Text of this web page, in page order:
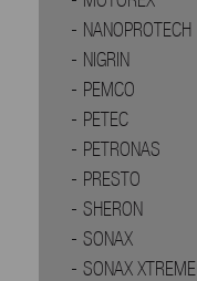
NANOPROTECH
NIGRIN
PEMCO
PETEC
PETRONAS
PRESTO
SHERON
SONAX
SONAX XTREME